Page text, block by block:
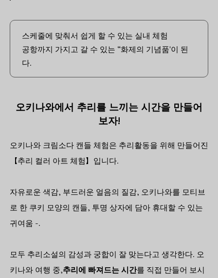
스케줄에 맞춰서 쉽게 할 수 있는 실내 체험
공항까지 가지고 갈 수 있는 “화제의 기념품'이 된
다.
오키나와에서 추리를 느끼는 시간을 만들어
보자!
오키나와 크림소다 캔들 체험은 추리활동을 위해 만들어진
【추리 컬러 아트 체험】입니다.
자유로운 색감, 부드러운 얼음의 질감, 오키나와를 모티브
로 한 쿠키 모양의 캔들, 투명 상자에 담아 휴대할 수 있는
귀여움 -.
모두 추리소설의 감성과 궁합이 잘 맞는다고 생각한다. 오
키나와 여행 중,추리에 빠져드는 시간를 직접 만들어 보시